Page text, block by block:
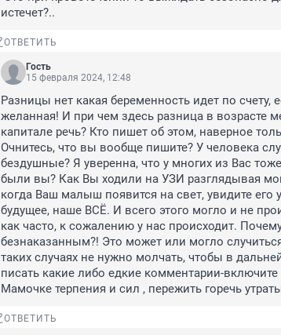
истечет?..
ОТВЕТИТЬ
Гость
15 февраля 2024, 12:48
Разницы нет какая беременность идет по счету,
желанная! И при чем здесь разница в возрасте
капитале речь? Кто пишет об этом, наверное
Очнитесь, что вы вообще пишите? У человека
бездушные? Я уверенна, что у многих из Вас
были вы? Как Вы ходили на УЗИ разглядывая
когда Ваш малыш появится на свет, увидите
будущее, наше ВСЁ. И всего этого могло и не
как часто, к сожалению у нас происходит.
безнаказанным?! Это может или могло
таких случаях не нужно молчать, чтобы в
писать какие либо едкие комментарии-
Мамочке терпения и сил , пережить горечь
ОТВЕТИТЬ